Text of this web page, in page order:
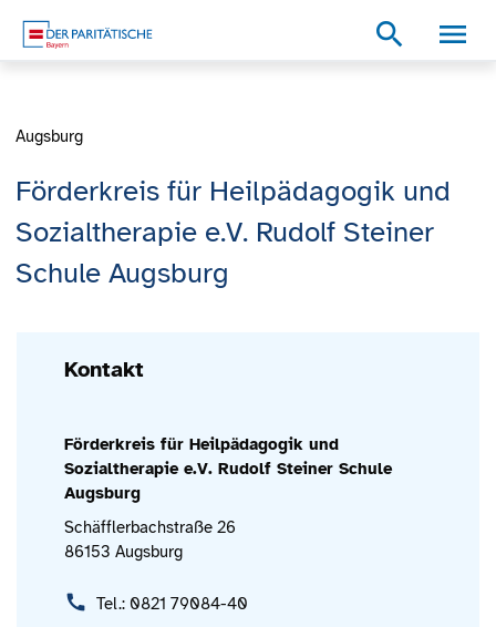
search
Förderkreis für Heilpädagogik und
Sozialtherapie e.V. Rudolf Steiner
Schule Augsburg
Augsburg
Kontakt
Förderkreis für Heilpädagogik und
Sozialtherapie e.V. Rudolf Steiner Schule
Augsburg
Schäfflerbachstraße 26
86153 Augsburg
Tel.: 0821 79084-40